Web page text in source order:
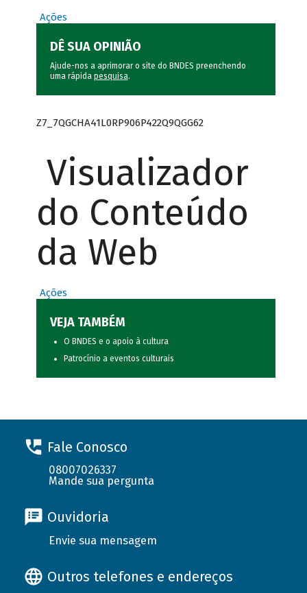
Ações
DÊ SUA OPINIÃO
Ajude-nos a aprimorar o site do BNDES preenchendo
uma rápida pesquisa.
Z7_7QGCHA41L0RP906P422Q9QGG62
Visualizador
do Conteúdo
da Web
Ações
VEJA TAMBÉM
O BNDES e o apoio à cultura
Patrocínio a eventos culturais
Fale Conosco
08007026337
Mande sua pergunta
Ouvidoria
Envie sua mensagem
Outros telefones e endereços